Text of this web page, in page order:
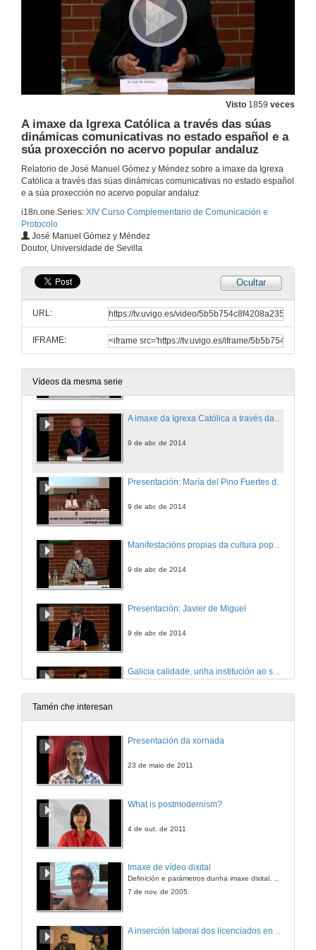
Visto 1859 veces
A imaxe da Igrexa Católica a través das súas
dinámicas comunicativas no estado español e a
súa proxección no acervo popular andaluz
Relatorio de José Manuel Gómez y Méndez sobre a imaxe da Igrexa
Católica a través das súas dinámicas comunicativas no estado español
e a súa proxección no acervo popular andaluz
i18n.one.Series: XIV Curso Complementario de Comunicación e
Protocolo
José Manuel Gómez y Méndez
Doutor, Universidade de Sevilla
Ocultar
URL:
IFRAME:
Vídeos da mesma serie
9 de abr. de 2014
Presentación: Sociedade e cultura
9 de abr. de 2014
Intervención de Martha González Peláez
9 de abr. de 2014
9 de abr. de 2014
Quenda de preguntas: Sociedade e cultura
9 de abr. de 2014
Presentación: José Manuel Gómez y Méndez
A imaxe da Igrexa Católica a través das súas dinámicas comunicativas no estado español e a súa proxección no acervo popular andaluz
9 de abr. de 2014
9 de abr. de 2014
Manifestacións propias da cultura popular canaria. Actos, eventos, festexos, celebracións e certames
9 de abr. de 2014
Presentación: Javier de Miguel
9 de abr. de 2014
Galicia calidade, unha institución ao servizo da imaxe de Galicia
9 de abr. de 2014
Tamén che interesan
Presentación da xornada
23 de maio de 2011
What is postmodernism?
4 de out. de 2011
Imaxe de vídeo dixital
7 de nov. de 2005